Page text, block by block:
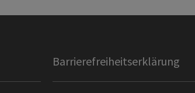
Barrierefreiheitserklärung